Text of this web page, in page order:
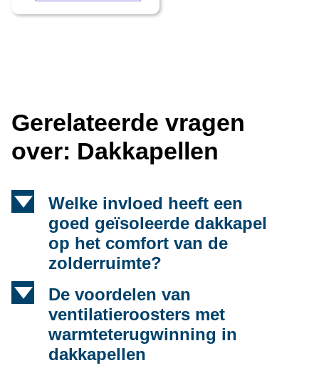
Gerelateerde vragen
over: Dakkapellen
d
Welke invloed heeft een
goed geïsoleerde dakkapel
op het comfort van de
zolderruimte?
d
De voordelen van
ventilatieroosters met
warmteterugwinning in
dakkapellen